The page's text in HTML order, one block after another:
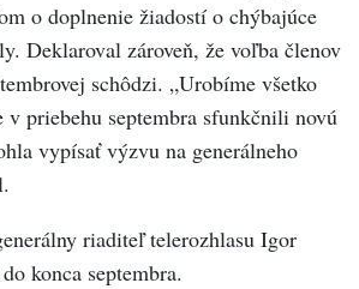
o doplnenie žiadostí o chýbajúce
Deklaroval zároveň, že voľba členov
schôdzi. „Urobíme všetko
v priebehu septembra sfunkčnili novú
vypísať výzvu na generálneho
riaditeľ telerozhlasu Igor
konca septembra.